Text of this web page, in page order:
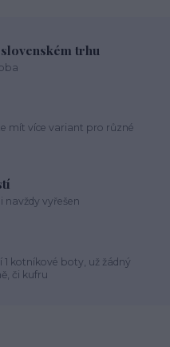
trhu
mít více variant pro různé
vyřešen
kotníkové boty, už žádný
či kufru